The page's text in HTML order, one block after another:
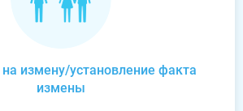
измену/установление факта
измены